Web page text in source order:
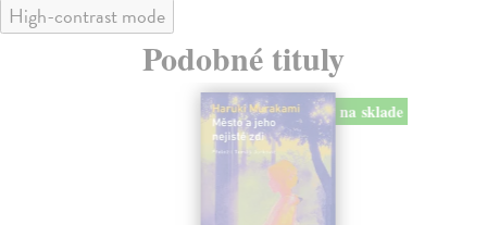
High-contrast mode
Podobné tituly
na sklade